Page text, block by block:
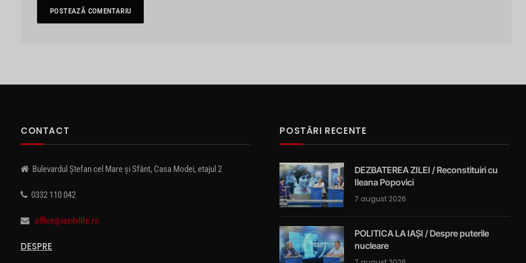
CONTACT
Bulevardul Ștefan cel Mare și Sfânt, Casa Modei, etajul 2
0332 110 042
office@iasitvlife.ro
DESPRE
POSTĂRI RECENTE
DEZBATEREA ZILEI / Reconstituiri cu
Ileana Popovici
7 august 2026
POLITICA LA IAȘI / Despre puterile
nucleare